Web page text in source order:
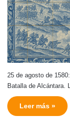
25 de agosto de
Batalla de Alcántara.
Leer más »